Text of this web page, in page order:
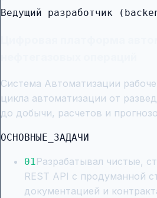
Ведущий разработчик
Система Автоматизации
цикла автоматизации от
до добычи, расчетов и
ОСНОВНЫЕ_ЗАДАЧИ
01Разрабатывал чистые,
REST API с продуманной
документацией и